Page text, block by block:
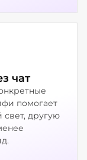
чат
помогает
свет, другую